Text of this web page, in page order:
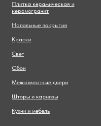
Плитка керамическая и
керамогранит
Напольные покрытия
Краски
Свет
Обои
Межкомнатные двери
Шторы и карнизы
Кухни и мебель